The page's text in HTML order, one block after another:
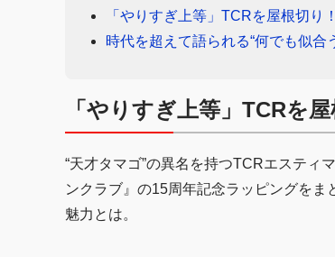
「やりすぎ上等」TCRを屋根切り
時代を超えて語られる“何でも似合
「やりすぎ上等」TCRを
“天才タマゴ”の異名を持つTCRエスティ
ンクラブ』の15周年記念ラッピングを
魅力とは。